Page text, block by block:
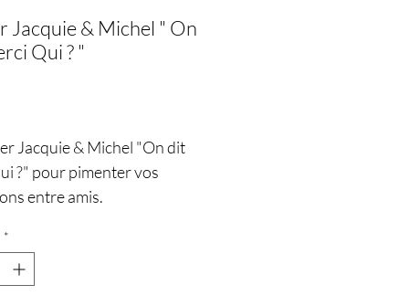
Jacquie & Michel " On
Qui ? "
Jacquie & Michel "On dit
?" pour pimenter vos
entre amis.
*